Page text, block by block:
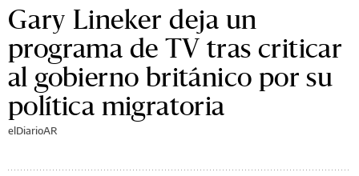
Gary Lineker deja un
programa de TV tras criticar
al gobierno británico por su
política migratoria
elDiarioAR